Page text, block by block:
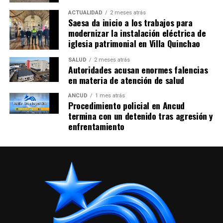
ACTUALIDAD 2 meses atrás
Saesa da inicio a los trabajos para
modernizar la instalación eléctrica de
iglesia patrimonial en Villa Quinchao
SALUD 2 meses atrás
Autoridades acusan enormes falencias
en materia de atención de salud
ANCUD 1 mes atrás
Procedimiento policial en Ancud
termina con un detenido tras agresión y
enfrentamiento